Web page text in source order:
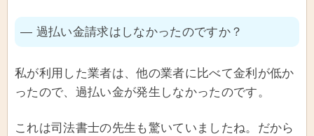
― 過払い金請求はしなかったのですか？
私が利用した業者は、他の業者に比べて金利が低か
ったので、過払い金が発生しなかったのです。
これは司法書士の先生も驚いていましたね。だから